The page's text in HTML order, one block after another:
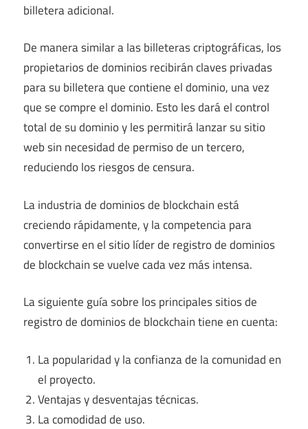
billetera adicional.
De manera similar a las billeteras criptográficas, los
propietarios de dominios recibirán claves privadas
para su billetera que contiene el dominio, una vez
que se compre el dominio. Esto les dará el control
total de su dominio y les permitirá lanzar su sitio
web sin necesidad de permiso de un tercero,
reduciendo los riesgos de censura.
La industria de dominios de blockchain está
creciendo rápidamente, y la competencia para
convertirse en el sitio líder de registro de dominios
de blockchain se vuelve cada vez más intensa.
La siguiente guía sobre los principales sitios de
registro de dominios de blockchain tiene en cuenta:
La popularidad y la confianza de la comunidad en
el proyecto.
Ventajas y desventajas técnicas.
La comodidad de uso.